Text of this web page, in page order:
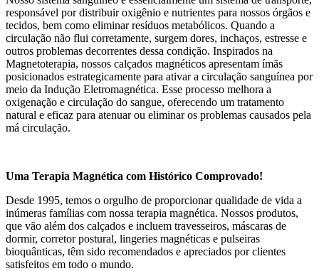
responsável por distribuir oxigênio e nutrientes para nossos órgãos e
tecidos, bem como eliminar resíduos metabólicos. Quando a
circulação não flui corretamente, surgem dores, inchaços, estresse e
outros problemas decorrentes dessa condição. Inspirados na
Magnetoterapia, nossos calçados magnéticos apresentam ímãs
posicionados estrategicamente para ativar a circulação sanguínea por
meio da Indução Eletromagnética. Esse processo melhora a
oxigenação e circulação do sangue, oferecendo um tratamento
natural e eficaz para atenuar ou eliminar os problemas causados pela
má circulação.
Uma Terapia Magnética com Histórico Comprovado!
Desde 1995, temos o orgulho de proporcionar qualidade de vida a
inúmeras famílias com nossa terapia magnética. Nossos produtos,
que vão além dos calçados e incluem travesseiros, máscaras de
dormir, corretor postural, lingeries magnéticas e pulseiras
bioquânticas, têm sido recomendados e apreciados por clientes
satisfeitos em todo o mundo.